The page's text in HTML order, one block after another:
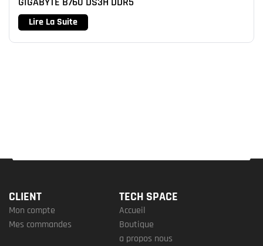
Lire La Suite
CLIENT
Mon compte
Mes commandes
TECH SPACE
Accueil
Boutique
a propos nous